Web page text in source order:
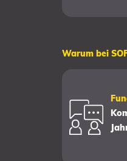
Warum bei